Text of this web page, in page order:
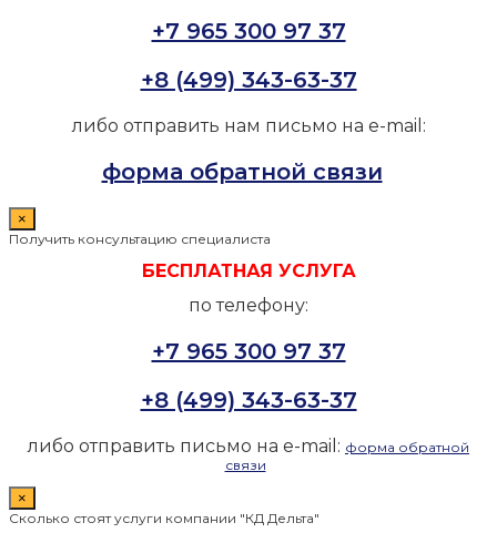
+7 965 300 97 37
+8 (499) 343-63-37
либо отправить нам письмо на e-mail:
форма обратной связи
×
Получить консультацию специалиста
БЕСПЛАТНАЯ УСЛУГА
по телефону:
+7 965 300 97 37
+8 (499) 343-63-37
либо отправить письмо на e-mail: форма обратной
связи
×
Сколько стоят услуги компании "КД Дельта"